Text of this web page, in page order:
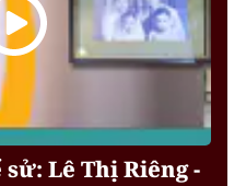
Lê Thị Riêng -